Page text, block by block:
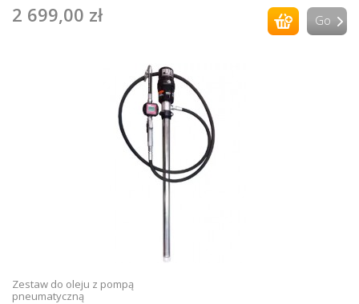
2 699,00 zł Go
Zestaw do oleju z pompą
pneumatyczną